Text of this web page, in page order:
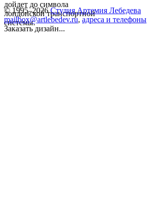
дойдет до символа
лондонской транспортной
системы.
© 1995–2026 Студия Артемия Лебедева
mailbox@artlebedev.ru, адреса и телефоны
Заказать дизайн...